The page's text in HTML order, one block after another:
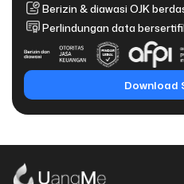
Berizin & diawasi OJK
Perlindungan data
Download